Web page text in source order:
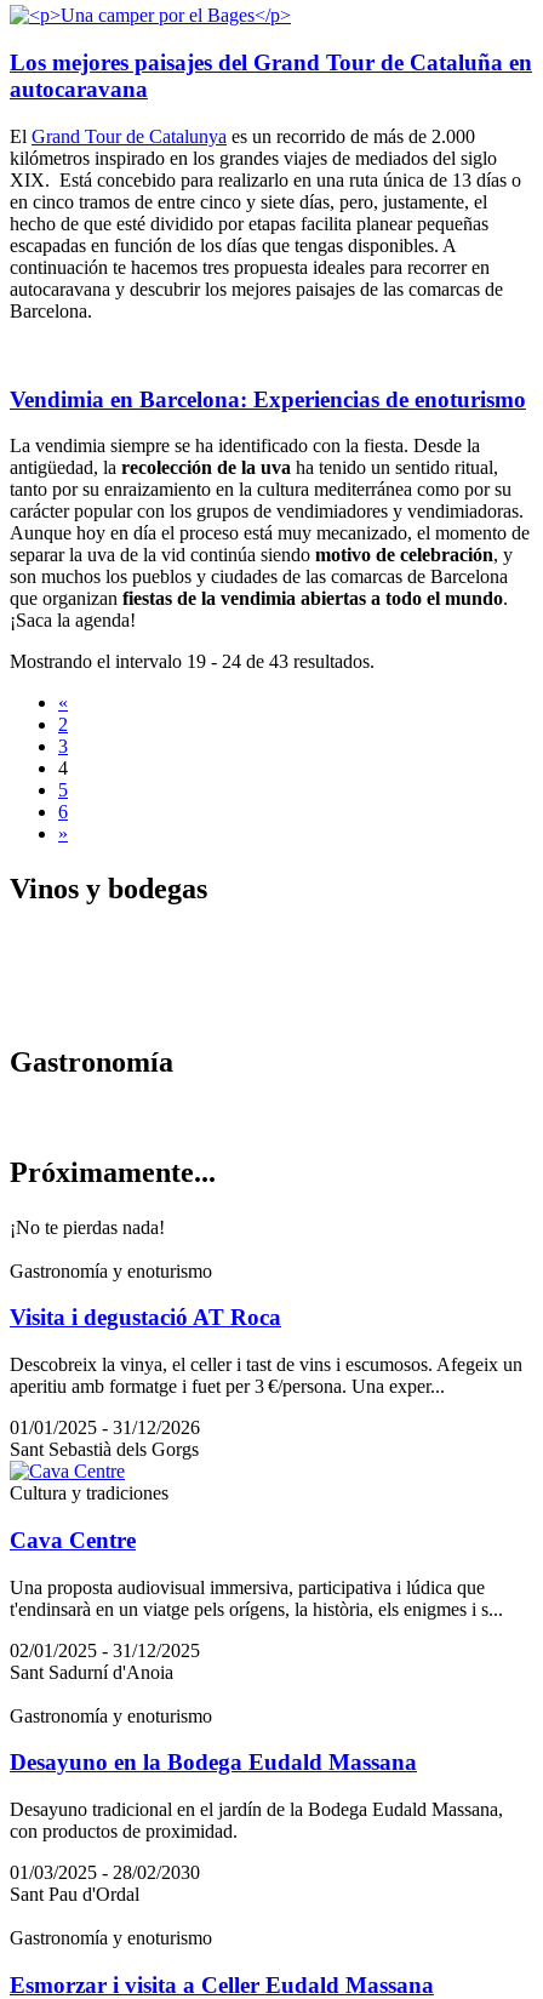
Los mejores paisajes del Grand Tour de Cataluña en
autocaravana
El Grand Tour de Catalunya es un recorrido de más de 2.000
kilómetros inspirado en los grandes viajes de mediados del siglo
XIX. Está concebido para realizarlo en una ruta única de 13 días o
en cinco tramos de entre cinco y siete días, pero, justamente, el
hecho de que esté dividido por etapas facilita planear pequeñas
escapadas en función de los días que tengas disponibles. A
continuación te hacemos tres propuesta ideales para recorrer en
autocaravana y descubrir los mejores paisajes de las comarcas de
Barcelona.
Vendimia en Barcelona: Experiencias de enoturismo
La vendimia siempre se ha identificado con la fiesta. Desde la
antigüedad, la recolección de la uva ha tenido un sentido ritual,
tanto por su enraizamiento en la cultura mediterránea como por su
carácter popular con los grupos de vendimiadores y vendimiadoras.
Aunque hoy en día el proceso está muy mecanizado, el momento de
separar la uva de la vid continúa siendo motivo de celebración, y
son muchos los pueblos y ciudades de las comarcas de Barcelona
que organizan fiestas de la vendimia abiertas a todo el mundo.
¡Saca la agenda!
Mostrando el intervalo 19 - 24 de 43 resultados.
«
2
3
4
5
6
»
Vinos y bodegas
Gastronomía
Próximamente...
¡No te pierdas nada!
Gastronomía y enoturismo
Visita i degustació AT Roca
Descobreix la vinya, el celler i tast de vins i escumosos. Afegeix un
aperitiu amb formatge i fuet per 3 €/persona. Una exper...
01/01/2025 - 31/12/2026
Sant Sebastià dels Gorgs
Cultura y tradiciones
Cava Centre
Una proposta audiovisual immersiva, participativa i lúdica que
t'endinsarà en un viatge pels orígens, la història, els enigmes i s...
02/01/2025 - 31/12/2025
Sant Sadurní d'Anoia
Gastronomía y enoturismo
Desayuno en la Bodega Eudald Massana
Desayuno tradicional en el jardín de la Bodega Eudald Massana,
con productos de proximidad.
01/03/2025 - 28/02/2030
Sant Pau d'Ordal
Gastronomía y enoturismo
Esmorzar i visita a Celler Eudald Massana